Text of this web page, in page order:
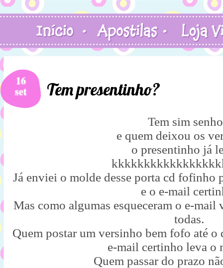
16
set Tem presentinho?
Tem sim
e quem deixou os
o presentinho já
Já enviei o molde desse porta cd fofinho
e o e-mail
Mas como algumas esqueceram o e-mail
todas.
Quem postar um versinho bem fofo até
e-mail certinho leva o
Quem passar do prazo